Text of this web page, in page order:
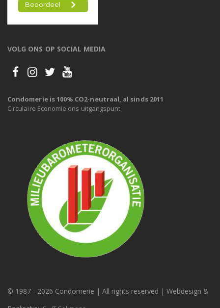
VOLG ONS OP SOCIAL MEDIA
Condomerie is 100% CO2-neutraal, al sinds 2011
Circulaire Economie ons uitgangspunt.
© 1987 - 2026 Condomerie | All rights reserved | Webdesign &